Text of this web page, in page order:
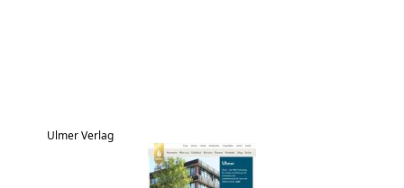
Ulmer Verlag